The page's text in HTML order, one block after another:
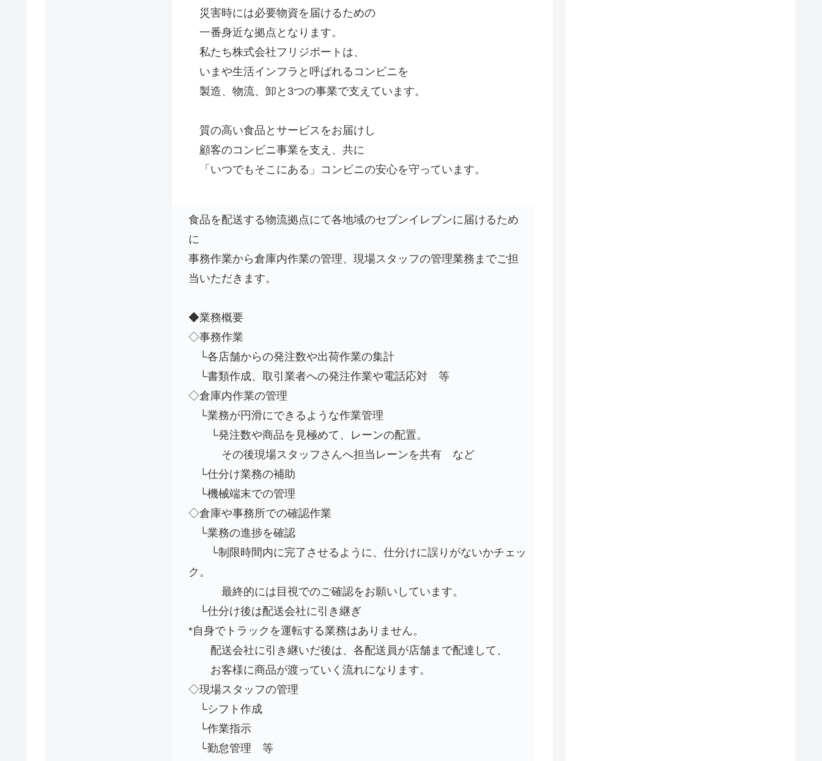
災害時には必要物資を届けるための
一番身近な拠点となります。
私たち株式会社フリジポートは、
いまや生活インフラと呼ばれるコンビニを
製造、物流、卸と3つの事業で支えています。
質の高い食品とサービスをお届けし
顧客のコンビニ事業を支え、共に
「いつでもそこにある」コンビニの安心を守っています。
食品を配送する物流拠点にて各地域のセブンイレブンに届けるため
に
事務作業から倉庫内作業の管理、現場スタッフの管理業務までご担
当いただきます。
◆業務概要
◇事務作業
└各店舗からの発注数や出荷作業の集計
└書類作成、取引業者への発注作業や電話応対 等
◇倉庫内作業の管理
└業務が円滑にできるような作業管理
└発注数や商品を見極めて、レーンの配置。
その後現場スタッフさんへ担当レーンを共有 など
└仕分け業務の補助
└機械端末での管理
◇倉庫や事務所での確認作業
└業務の進捗を確認
└制限時間内に完了させるように、仕分けに誤りがないかチェッ
ク。
最終的には目視でのご確認をお願いしています。
└仕分け後は配送会社に引き継ぎ
*自身でトラックを運転する業務はありません。
配送会社に引き継いだ後は、各配送員が店舗まで配達して、
お客様に商品が渡っていく流れになります。
◇現場スタッフの管理
└シフト作成
└作業指示
└勤怠管理 等